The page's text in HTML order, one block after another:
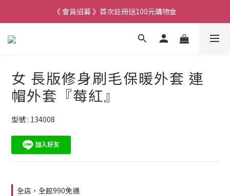
《 會員招募 》首次註冊送100元購物金
女 長版修身刷毛保暖外套 連
帽外套『莓紅』
型號 : 134008
全店，全館990免運